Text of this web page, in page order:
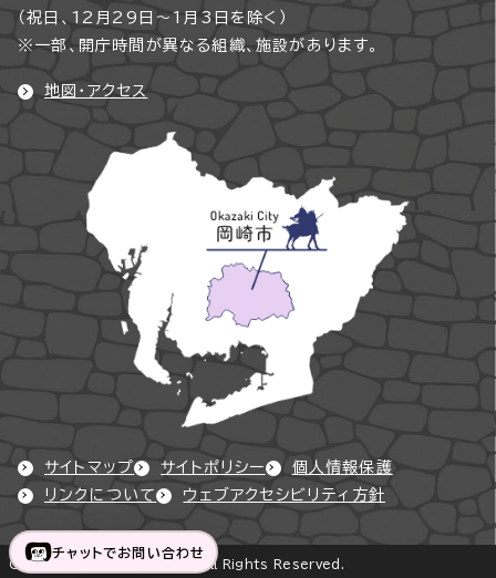
（祝日、12月29日～1月3日を除く）
※一部、開庁時間が異なる組織、施設があります。
地図・アクセス
サイトマップ サイトポリシー
個人情報保護
リンクについて
ウェブアクセシビリティ方針
Copyright © Okazaki City All Rights Reserved.
チャットでお問い合わせ